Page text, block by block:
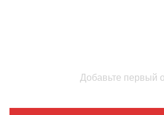
Добавьте первый